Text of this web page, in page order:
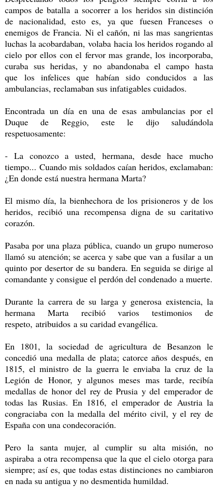
campos de batalla a socorrer a los heridos sin distinción
de nacionalidad, esto es, ya que fuesen Franceses o
enemigos de Francia. Ni el cañón, ni las mas sangrientas
luchas la acobardaban, volaba hacia los heridos rogando al
cielo por ellos con el fervor mas grande, los incorporaba,
curaba sus heridas, y no abandonaba el campo hasta
que los infelices que habían sido conducidos a las
ambulancias, reclamaban sus infatigables cuidados.
Encontrada un día en una de esas ambulancias por el
Duque de Reggio, este le dijo saludándola
respetuosamente:
- La conozco a usted, hermana, desde hace mucho
tiempo... Cuando mis soldados caían heridos, exclamaban:
¿En donde está nuestra hermana Marta?
El mismo día, la bienhechora de los prisioneros y de los
heridos, recibió una recompensa digna de su caritativo
corazón.
Pasaba por una plaza pública, cuando un grupo numeroso
llamó su atención; se acerca y sabe que van a fusilar a un
quinto por desertor de su bandera. En seguida se dirige al
comandante y consigue el perdón del condenado a muerte.
Durante la carrera de su larga y generosa existencia, la
hermana Marta recibió varios testimonios de
respeto, atribuidos a su caridad evangélica.
En 1801, la sociedad de agricultura de Besanzon le
concedió una medalla de plata; catorce años después, en
1815, el ministro de la guerra le enviaba la cruz de la
Legión de Honor, y algunos meses mas tarde, recibía
medallas de honor del rey de Prusia y del emperador de
todas las Rusias. En 1816, el emperador de Austria la
congraciaba con la medalla del mérito civil, y el rey de
España con una condecoración.
Pero la santa mujer, al cumplir su alta misión, no
aspiraba a otra recompensa que la que el cielo otorga para
siempre; así es, que todas estas distinciones no cambiaron
en nada su antigua y no desmentida humildad.